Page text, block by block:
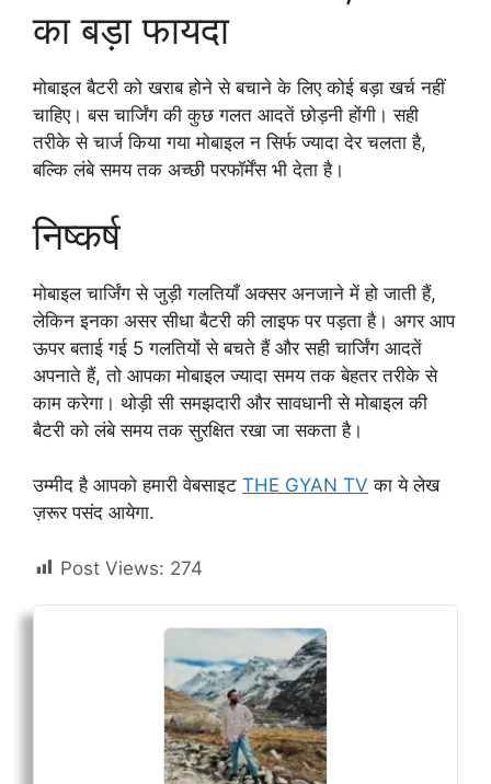
का बड़ा फायदा
मोबाइल बैटरी को खराब होने से बचाने के लिए कोई बड़ा खर्च नहीं
चाहिए। बस चार्जिंग की कुछ गलत आदतें छोड़नी होंगी। सही
तरीके से चार्ज किया गया मोबाइल न सिर्फ ज्यादा देर चलता है,
बल्कि लंबे समय तक अच्छी परफॉर्मेंस भी देता है।
निष्कर्ष
मोबाइल चार्जिंग से जुड़ी गलतियाँ अक्सर अनजाने में हो जाती हैं,
लेकिन इनका असर सीधा बैटरी की लाइफ पर पड़ता है। अगर आप
ऊपर बताई गई 5 गलतियों से बचते हैं और सही चार्जिंग आदतें
अपनाते हैं, तो आपका मोबाइल ज्यादा समय तक बेहतर तरीके से
काम करेगा। थोड़ी सी समझदारी और सावधानी से मोबाइल की
बैटरी को लंबे समय तक सुरक्षित रखा जा सकता है।
उम्मीद है आपको हमारी वेबसाइट THE GYAN TV का ये लेख
ज़रूर पसंद आयेगा.
Post Views: 274